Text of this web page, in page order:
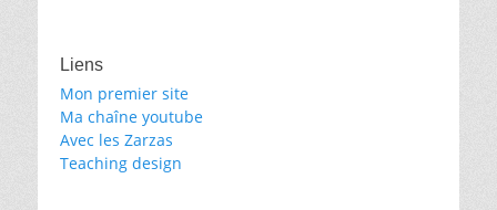
Liens
Mon premier site
Ma chaîne youtube
Avec les Zarzas
Teaching design